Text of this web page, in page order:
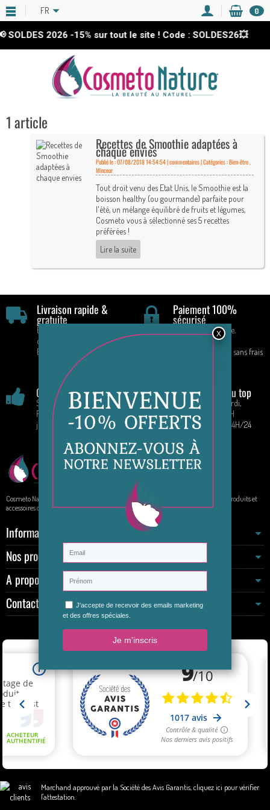
SOLDES 2026-15%sur tout le site ! Code : SOLDES26💥
FR 0
1 article
Recettes de Smoothie adaptées à
chaque envies
Publié le : 07/08/2018 14:54:54 |commentaires | Catégories :Bien-être,
Minceur
Tout droit venu des Etat Unis, le Smoothie est la
boisson healthy (ou gourmande) parfaite pour
l'été, un mélange équilibré de fruits et légumes,
Cosmeto vous à sélectionné ses 5 recettes
préférées !
Lire la suite
Livraison rapide &
gratuite
En France à partir de 70 €
d'achat
En mondial relais
Paiement 100%
sécurisé
CB, Paypal, Chèque,
Paiement en 4 fois sans frais
Garantie satisfaction
Satisfait ou remboursé
Retours acceptés pendant 14
jours
Service client au top
Par téléphone : Mardi,
Vendredi : 9H - 16H
Par E-mail : 7J/7 24H/24
Cosmeto Nature, votre boutique de beauté au naturel. Elle propose à la vente des produits et
accessoires de beauté sur internet.
Informations
Nos produits
A propos
Contactez-nous
Marchand approuvé par la Société des Avis Garantis, cliquez ici pour vérifier
l'attestation